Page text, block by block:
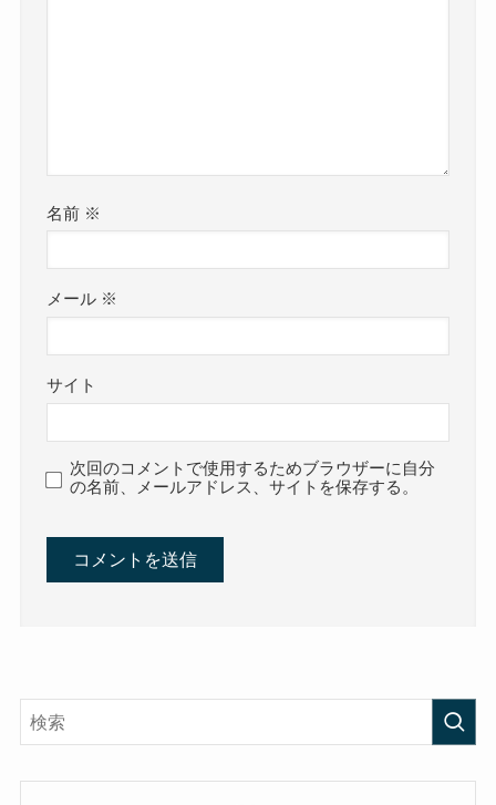
名前 ※
メール ※
サイト
次回のコメントで使用するためブラウザーに自分
の名前、メールアドレス、サイトを保存する。